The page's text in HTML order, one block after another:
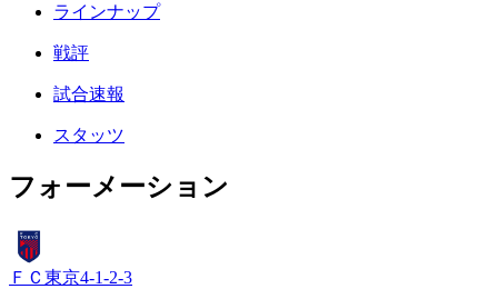
ラインナップ
戦評
試合速報
スタッツ
フォーメーション
ＦＣ東京4-1-2-3